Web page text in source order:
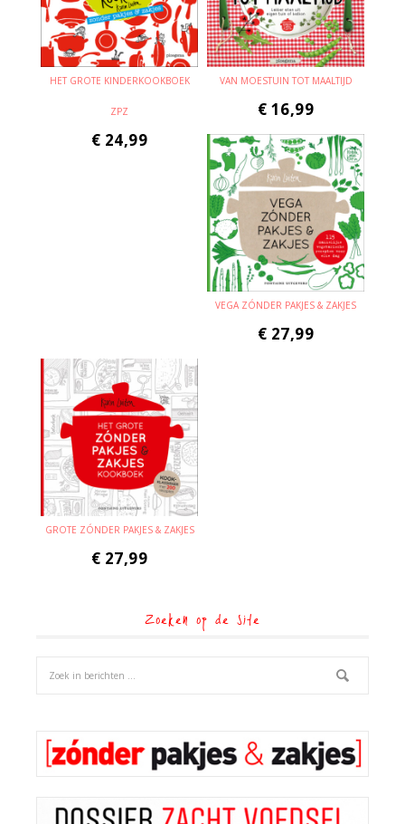
HET GROTE KINDERKOOKBOEK
ZPZ
€ 24,99
VAN MOESTUIN TOT MAALTIJD
€ 16,99
VEGA ZÓNDER PAKJES & ZAKJES
€ 27,99
GROTE ZÓNDER PAKJES & ZAKJES
€ 27,99
Zoeken op de site